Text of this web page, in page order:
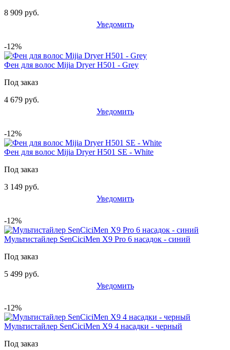
8 909 руб.
Уведомить
-12%
Фен для волос Mijia Dryer H501 - Grey
Под заказ
4 679 руб.
Уведомить
-12%
Фен для волос Mijia Dryer H501 SE - White
Под заказ
3 149 руб.
Уведомить
-12%
Мультистайлер SenCiciMen X9 Pro 6 насадок - синий
Под заказ
5 499 руб.
Уведомить
-12%
Мультистайлер SenCiciMen X9 4 насадки - черный
Под заказ